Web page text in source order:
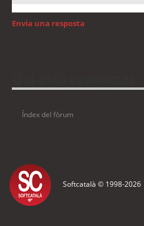
Envia una resposta
Índex del fòrum
Softcatalà © 1998-2026